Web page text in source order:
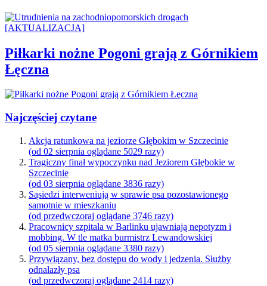
Piłkarki nożne Pogoni grają z Górnikiem
Łęczna
Najczęściej czytane
Akcja ratunkowa na jeziorze Głębokim w Szczecinie
(od 02 sierpnia oglądane 5029 razy)
Tragiczny finał wypoczynku nad Jeziorem Głębokie w
Szczecinie
(od 03 sierpnia oglądane 3836 razy)
Sąsiedzi interweniują w sprawie psa pozostawionego
samotnie w mieszkaniu
(od przedwczoraj oglądane 3746 razy)
Pracownicy szpitala w Barlinku ujawniają nepotyzm i
mobbing. W tle matka burmistrz Lewandowskiej
(od 05 sierpnia oglądane 3380 razy)
Przywiązany, bez dostępu do wody i jedzenia. Służby
odnalazły psa
(od przedwczoraj oglądane 2414 razy)